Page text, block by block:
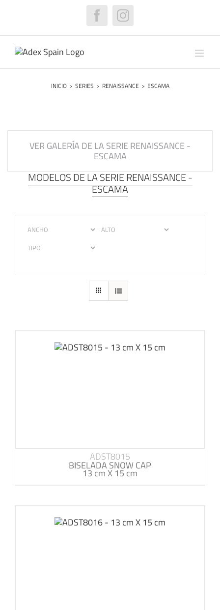
FacebookInstagram
INICIO > SERIES > RENAISSANCE > ESCAMA
VER GALERÍA DE LA SERIE RENAISSANCE -
ESCAMA
MODELOS DE LA SERIE RENAISSANCE -
ESCAMA
ADST8015
BISELADA SNOW CAP
13 cm X 15 cm